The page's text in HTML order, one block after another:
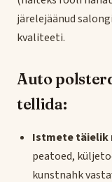
järelejäänud
kvaliteeti.
Auto
tellida:
Istmete täielik
peatoed,
kunstnahk